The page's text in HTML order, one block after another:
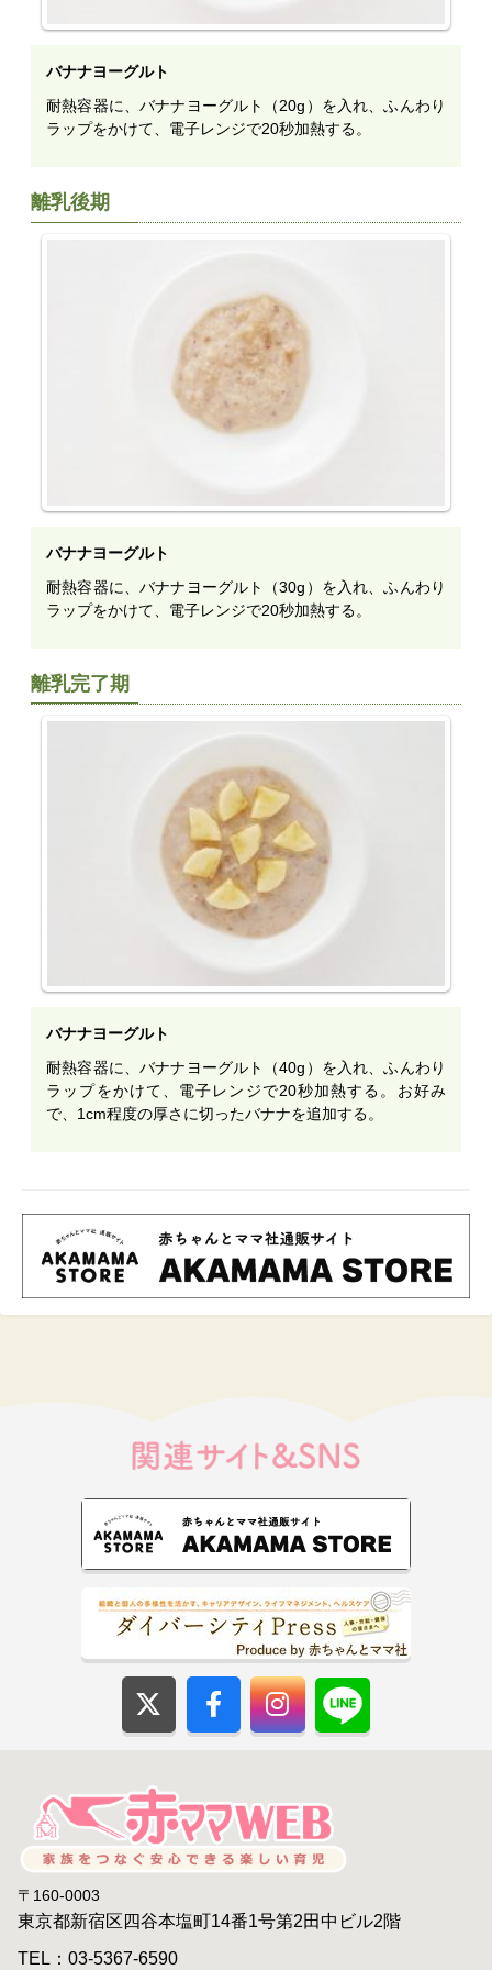
バナナヨーグルト
耐熱容器に、バナナヨーグルト（20g）を入れ、ふんわり
ラップをかけて、電子レンジで20秒加熱する。
離乳後期
バナナヨーグルト
耐熱容器に、バナナヨーグルト（30g）を入れ、ふんわり
ラップをかけて、電子レンジで20秒加熱する。
離乳完了期
バナナヨーグルト
耐熱容器に、バナナヨーグルト（40g）を入れ、ふんわり
ラップをかけて、電子レンジで20秒加熱する。お好み
で、1cm程度の厚さに切ったバナナを追加する。
〒160-0003
東京都新宿区四谷本塩町14番1号第2田中ビル2階
TEL：03-5367-6590